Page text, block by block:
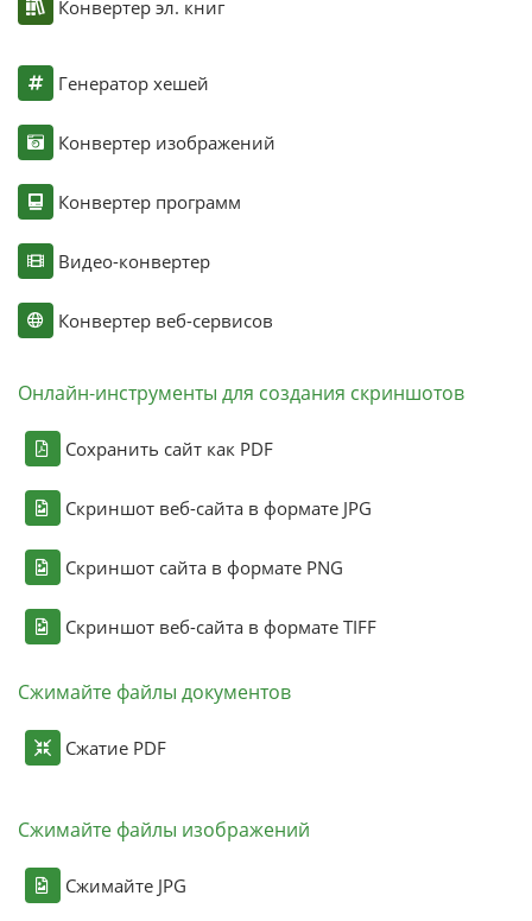
Конвертер эл. книг
Генератор хешей
Конвертер изображений
Конвертер программ
Видео-конвертер
Конвертер веб-сервисов
Онлайн-инструменты для создания скриншотов
Сохранить сайт как PDF
Скриншот веб-сайта в формате JPG
Скриншот сайта в формате PNG
Скриншот веб-сайта в формате TIFF
Сжимайте файлы документов
Сжатие PDF
Сжимайте файлы изображений
Сжимайте JPG